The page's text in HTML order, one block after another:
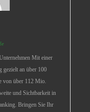
Mit einer
an über 100
von über 112 Mio.
und Sichtbarkeit in
Bringen Sie Ihr